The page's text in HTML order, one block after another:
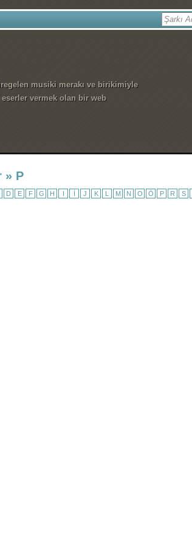
musiki merakı ve birikimiyle
vermek olan bir web
» P
D E F G H I İ J K L M N O Ö P R S